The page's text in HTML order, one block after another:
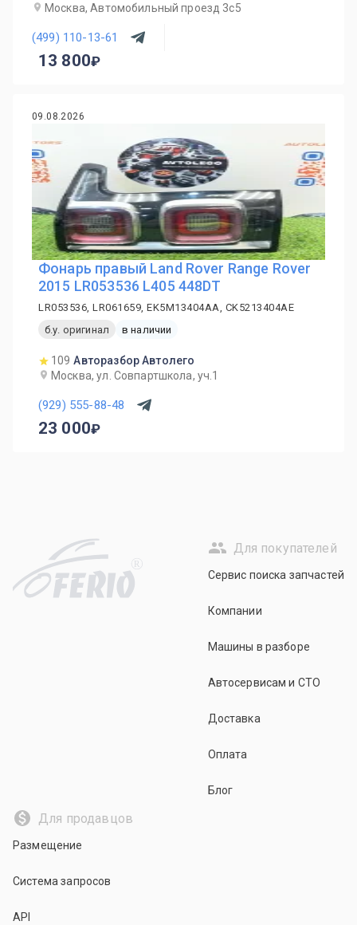
Москва, Автомобильный проезд 3с5
(499) 110-13-61
13 800
09.08.2026
Фонарь правый Land Rover Range Rover
2015 LR053536 L405 448DT
LR053536, LR061659, EK5M13404AA, CK5213404AE
б.у. оригинал
в наличии
109 Авторазбор Автолего
Москва, ул. Совпартшкола, уч.1
(929) 555-88-48
23 000
R
Для покупателей
Сервис поиска запчастей
Компании
Машины в разборе
Автосервисам и СТО
Доставка
Оплата
Блог
Для продавцов
Размещение
Система запросов
API